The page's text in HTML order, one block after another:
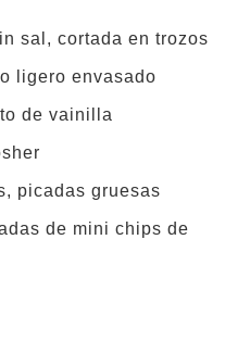
sal, cortada en trozos
ligero envasado
de vainilla
picadas gruesas
de mini chips de